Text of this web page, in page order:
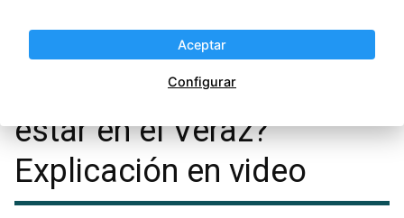
resúmenes de la tarjeta de crédito
¿Qué es o qué significa
estar en el Veraz?
Explicación en video
Aceptar
Configurar